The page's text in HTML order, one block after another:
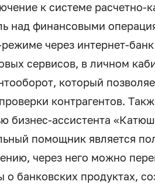
к системе расчетно-
над финансовыми
через интернет-
сервисов, в личном
который
контрагентов.
бизнес-ассистента
помощник является
через него можно
о банковских продуктах,